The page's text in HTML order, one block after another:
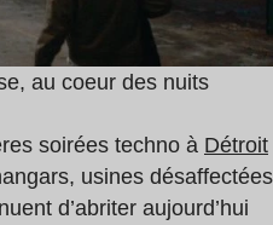
au coeur des nuits
soirées techno à Détroit
usines désaffectées
d’abriter aujourd’hui